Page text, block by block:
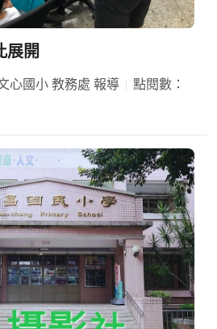
展開
心國小 教務處 報導
點閱數：